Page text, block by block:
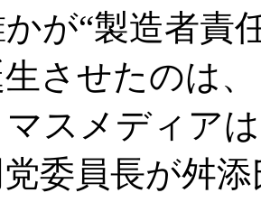
が“製造者責
させたのは
マスメディア
委員長が舛